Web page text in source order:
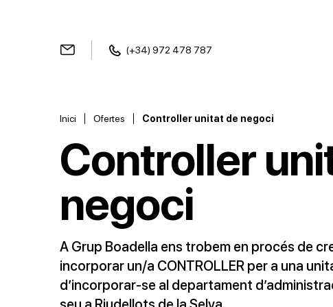
(+34) 972 478 787
Inici Ofertes Controller unitat de negoci
Controller
negoci
A Grup Boadella ens trobem en procés de
incorporar un/a CONTROLLER per a una
d’incorporar-se al departament